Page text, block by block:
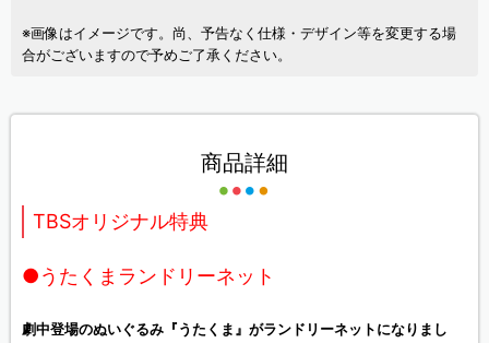
※画像はイメージです。尚、予告なく仕様・デザイン等を変更する場
合がございますので予めご了承ください。
商品詳細
TBSオリジナル特典
●うたくまランドリーネット
劇中登場のぬいぐるみ『うたくま』がランドリーネットになりまし